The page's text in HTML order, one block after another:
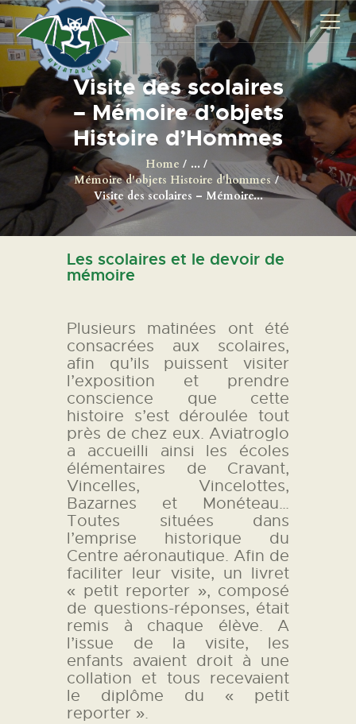
Visite des scolaires
– Mémoire d’objets
Histoire d’Hommes
Home
...
Mémoire d'objets Histoire d'hommes
Visite des scolaires – Mémoire...
AVIONS
CATALOGUE FW 190
ASSOCIATION
PROJET FUSELAGE
FW190
EXPOS / ÉVÉNEMENTS
SHOP
LES CARRIÈRES DE
LE FRONTREPARATUR
AGO
L’ATELIER DE L’AIR
LA SNCAC
PROJET ATELIER DE
L’AIR 606
LA PISTE D’ENVOL
Les scolaires et le devoir de
mémoire
Plusieurs matinées ont été
consacrées aux scolaires,
afin qu’ils puissent visiter
l’exposition et prendre
conscience que cette
histoire s’est déroulée tout
près de chez eux. Aviatroglo
a accueilli ainsi les écoles
élémentaires de Cravant,
Vincelles, Vincelottes,
Bazarnes et Monéteau…
Toutes situées dans
l’emprise historique du
Centre aéronautique. Afin de
faciliter leur visite, un livret
« petit reporter », composé
de questions-réponses, était
remis à chaque élève. A
l’issue de la visite, les
enfants avaient droit à une
collation et tous recevaient
le diplôme du « petit
reporter ».